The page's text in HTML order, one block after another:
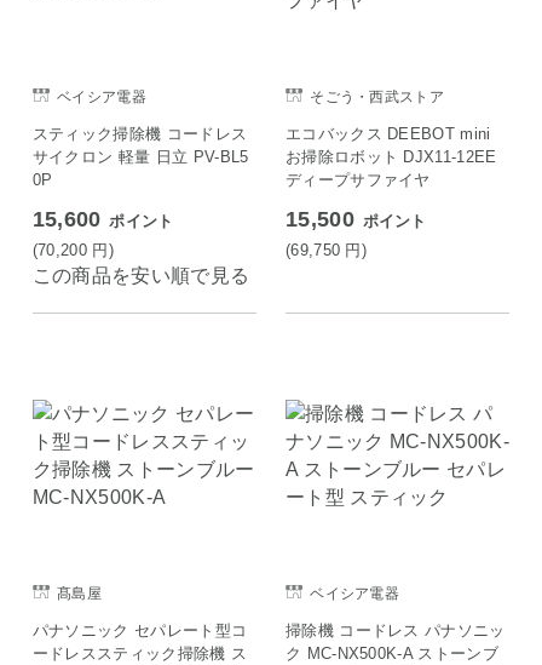
ベイシア電器
スティック掃除機 コードレス
サイクロン 軽量 日立 PV-BL5
0P
15,600 ポイント
(70,200 円)
この商品を安い順で見る
そごう・西武ストア
エコバックス DEEBOT mini
お掃除ロボット DJX11-12EE
ディープサファイヤ
15,500 ポイント
(69,750 円)
髙島屋
パナソニック セパレート型コ
ードレススティック掃除機 ス
ベイシア電器
掃除機 コードレス パナソニッ
ク MC-NX500K-A ストーンブ